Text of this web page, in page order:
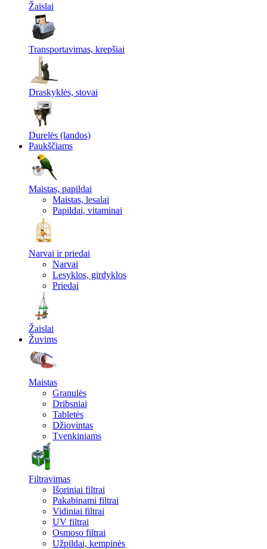
Žaislai
Transportavimas, krepšiai
Draskyklės, stovai
Durelės (landos)
Paukščiams
Maistas, papildai
Maistas, lesalai
Papildai, vitaminai
Narvai ir priedai
Narvai
Lesyklos, girdyklos
Priedai
Žaislai
Žuvims
Maistas
Granulės
Dribsniai
Tabletės
Džiovintas
Tvenkiniams
Filtravimas
Išoriniai filtrai
Pakabinami filtrai
Vidiniai filtrai
UV filtrai
Osmoso filtrai
Užpildai, kempinės